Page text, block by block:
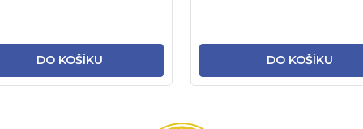
DO KOŠÍKU DO KOŠÍKU